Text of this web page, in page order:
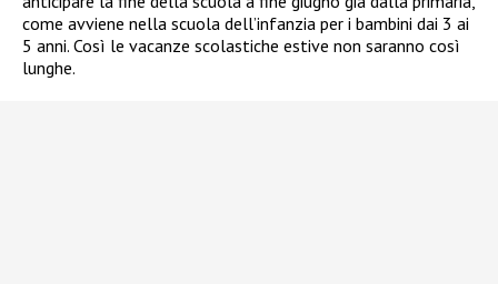
come avviene nella scuola dell’infanzia per i bambini dai 3 ai
5 anni. Così le vacanze scolastiche estive non saranno così
lunghe.